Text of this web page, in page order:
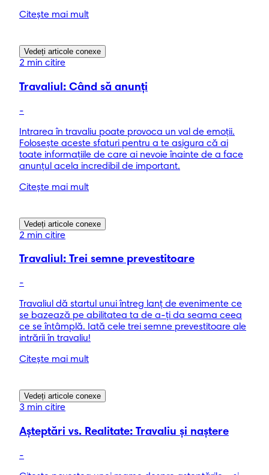
Citește mai mult
Vedeți articole conexe
2 min citire
Travaliul: Când să anunți
-
Intrarea în travaliu poate provoca un val de emoții.
Folosește aceste sfaturi pentru a te asigura că ai
toate informațiile de care ai nevoie înainte de a face
anunțul acela incredibil de important.
Citește mai mult
Vedeți articole conexe
2 min citire
Travaliul: Trei semne prevestitoare
-
Travaliul dă startul unui întreg lanț de evenimente ce
se bazează pe abilitatea ta de a-ţi da seama ceea
ce se întâmplă. Iată cele trei semne prevestitoare ale
intrării în travaliu!
Citește mai mult
Vedeți articole conexe
3 min citire
Așteptări vs. Realitate: Travaliu și naștere
-